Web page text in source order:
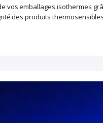
vos emballages isothermes
des produits